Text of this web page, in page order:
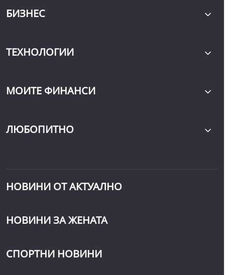
БИЗНЕС
ТЕХНОЛОГИИ
МОИТЕ ФИНАНСИ
ЛЮБОПИТНО
НОВИНИ ОТ АКТУАЛНО
НОВИНИ ЗА ЖЕНАТА
СПОРТНИ НОВИНИ